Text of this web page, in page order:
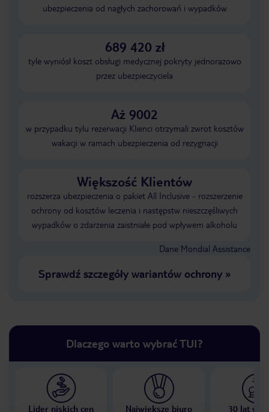
ubezpieczenia od nagłych zachorowań i wypadków
689 420 zł
tyle wyniósł koszt obsługi medycznej pokryty jednorazowo
przez ubezpieczyciela
Aż 9002
w przypadku tylu rezerwacji Klienci otrzymali zwrot kosztów
wakacji w ramach ubezpieczenia od rezygnacji
Większość Klientów
rozszerza ubezpieczenia o pakiet All Inclusive - rozszerzenie
ochrony od kosztów leczenia i następstw nieszczęśliwych
wypadków o zdarzenia zaistniałe pod wpływem alkoholu
Dane Mondial Assistance
Sprawdź szczegóły wariantów ochrony»
Dlaczego warto wybrać TUI?
Lider niskich cen Największe biuro 30 lat w